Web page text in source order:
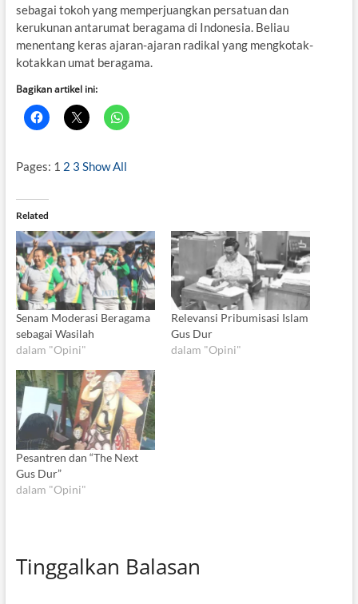
sebagai tokoh yang memperjuangkan persatuan dan
kerukunan antarumat beragama di Indonesia. Beliau
menentang keras ajaran-ajaran radikal yang mengkotak-
kotakkan umat beragama.
Bagikan artikel ini:
Pages: 1 2 3 Show All
Related
Senam Moderasi Beragama
sebagai Wasilah
dalam "Opini"
Relevansi Pribumisasi Islam
Gus Dur
dalam "Opini"
Pesantren dan “The Next
Gus Dur”
dalam "Opini"
Tinggalkan Balasan